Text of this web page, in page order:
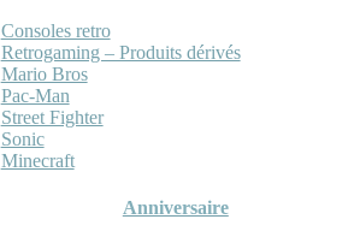
Consoles retro
Retrogaming – Produits dérivés
Mario Bros
Pac-Man
Street Fighter
Sonic
Minecraft
Anniversaire